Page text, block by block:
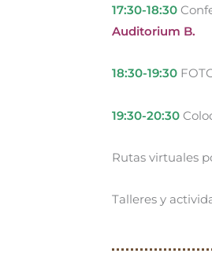
17:30-18:30
Auditorium B.
18:30-19:30
19:30-20:30
Rutas virtuales
Talleres y